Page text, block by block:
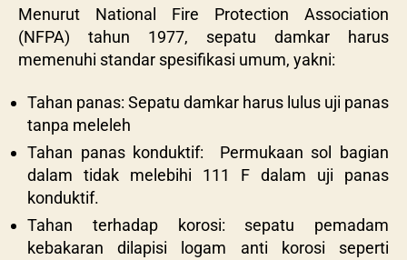
Menurut National Fire Protection Association
(NFPA) tahun 1977, sepatu damkar harus
memenuhi standar spesifikasi umum, yakni:
Tahan panas: Sepatu damkar harus lulus uji panas
tanpa meleleh
Tahan panas konduktif: Permukaan sol bagian
dalam tidak melebihi 111 F dalam uji panas
konduktif.
Tahan terhadap korosi: sepatu pemadam
kebakaran dilapisi logam anti korosi seperti